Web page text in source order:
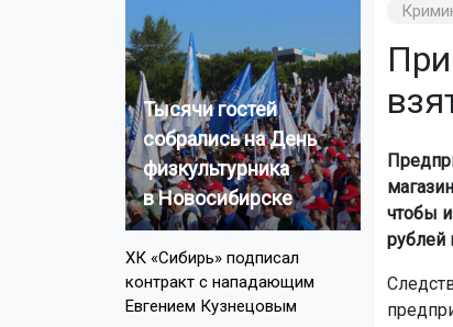
Тысячи гостей
собрались на День
физкультурника
в Новосибирске
ХК «Сибирь» подписал
контракт с нападающим
Евгением Кузнецовым
чтобы
рублей